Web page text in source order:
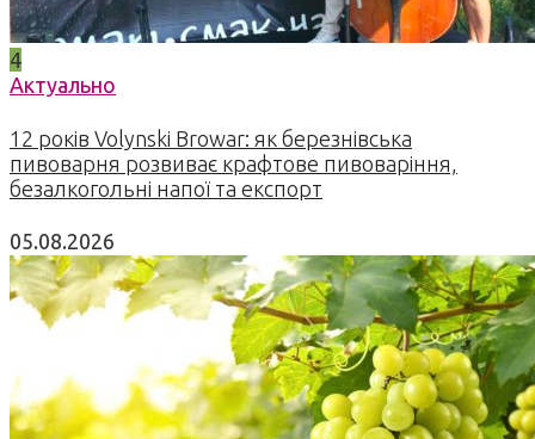
4
Актуально
12 років Volynski Browar: як березнівська
пивоварня розвиває крафтове пивоваріння,
безалкогольні напої та експорт
05.08.2026